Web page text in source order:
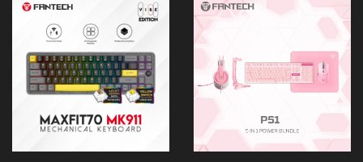
مزود
الطاقة
مبردات
هوائية
للمعالجات